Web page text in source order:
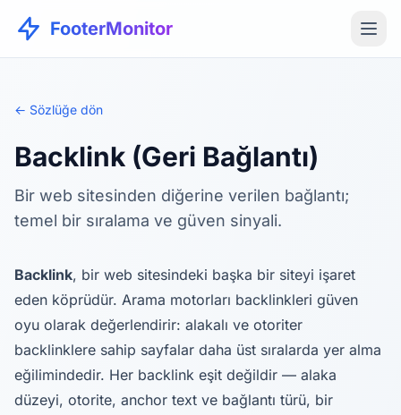
FooterMonitor
← Sözlüğe dön
Backlink (Geri Bağlantı)
Bir web sitesinden diğerine verilen bağlantı;
temel bir sıralama ve güven sinyali.
Backlink, bir web sitesindeki başka bir siteyi işaret
eden köprüdür. Arama motorları backlinkleri güven
oyu olarak değerlendirir: alakalı ve otoriter
backlinklere sahip sayfalar daha üst sıralarda yer alma
eğilimindedir. Her backlink eşit değildir — alaka
düzeyi, otorite, anchor text ve bağlantı türü, bir